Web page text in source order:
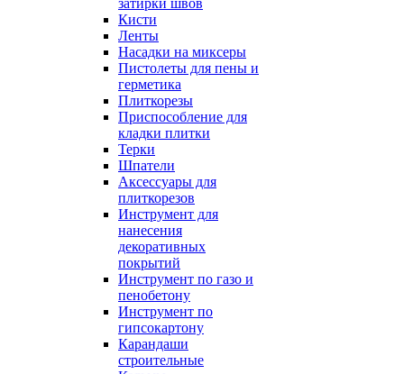
затирки швов
Кисти
Ленты
Насадки на миксеры
Пистолеты для пены и
герметика
Плиткорезы
Приспособление для
кладки плитки
Терки
Шпатели
Аксессуары для
плиткорезов
Инструмент для
нанесения
декоративных
покрытий
Инструмент по газо и
пенобетону
Инструмент по
гипсокартону
Карандаши
строительные